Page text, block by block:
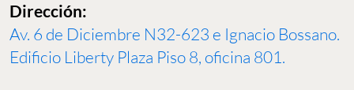
Dirección:
Av. 6 de Diciembre N32-623 e Ignacio Bossano.
Edificio Liberty Plaza Piso 8, oficina 801.